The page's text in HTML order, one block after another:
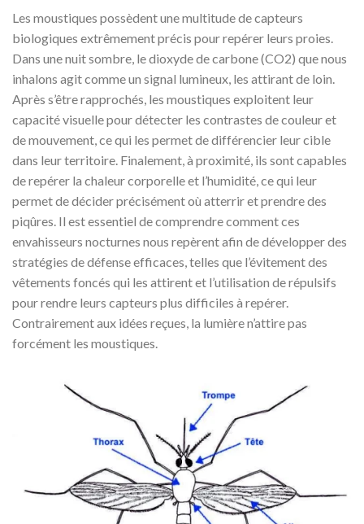
Les moustiques possèdent une multitude de capteurs
biologiques extrêmement précis pour repérer leurs proies.
Dans une nuit sombre, le dioxyde de carbone (CO2) que nous
inhalons agit comme un signal lumineux, les attirant de loin.
Après s’être rapprochés, les moustiques exploitent leur
capacité visuelle pour détecter les contrastes de couleur et
de mouvement, ce qui les permet de différencier leur cible
dans leur territoire. Finalement, à proximité, ils sont capables
de repérer la chaleur corporelle et l’humidité, ce qui leur
permet de décider précisément où atterrir et prendre des
piqûres. Il est essentiel de comprendre comment ces
envahisseurs nocturnes nous repèrent afin de développer des
stratégies de défense efficaces, telles que l’évitement des
vêtements foncés qui les attirent et l’utilisation de répulsifs
pour rendre leurs capteurs plus difficiles à repérer.
Contrairement aux idées reçues, la lumière n’attire pas
forcément les moustiques.